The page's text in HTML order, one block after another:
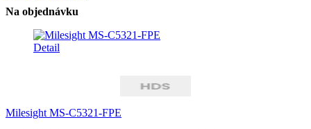
Na objednávku
Detail
Milesight MS-C5321-FPE